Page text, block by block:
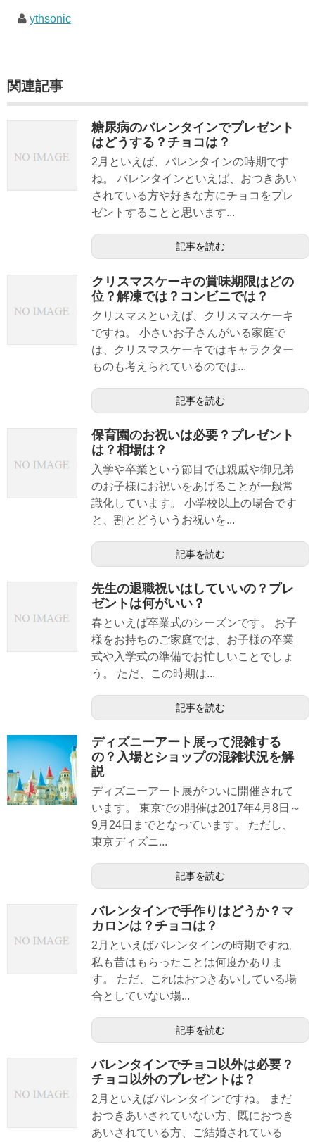
ythsonic
関連記事
糖尿病のバレンタインでプレゼント
はどうする？チョコは？
2月といえば、バレンタインの時期です
ね。 バレンタインといえば、おつきあい
されている方や好きな方にチョコをプレ
ゼントすることと思います...
記事を読む
クリスマスケーキの賞味期限はどの
位？解凍では？コンビニでは？
クリスマスといえば、クリスマスケーキ
ですね。 小さいお子さんがいる家庭で
は、クリスマスケーキではキャラクター
ものも考えられているのでは...
記事を読む
保育園のお祝いは必要？プレゼント
は？相場は？
入学や卒業という節目では親戚や御兄弟
のお子様にお祝いをあげることが一般常
識化しています。 小学校以上の場合です
と、割とどういうお祝いを...
記事を読む
先生の退職祝いはしていいの？プレ
ゼントは何がいい？
春といえば卒業式のシーズンです。 お子
様をお持ちのご家庭では、お子様の卒業
式や入学式の準備でお忙しいことでしょ
う。 ただ、この時期は...
記事を読む
ディズニーアート展って混雑する
の？入場とショップの混雑状況を解
説
ディズニーアート展がついに開催されて
います。 東京での開催は2017年4月8日～
9月24日までとなっています。 ただし、
東京ディズニ...
記事を読む
バレンタインで手作りはどうか？マ
カロンは？チョコは？
2月といえばバレンタインの時期ですね。
私も昔はもらったことは何度かありま
す。 ただ、これはおつきあいしている場
合としていない場...
記事を読む
バレンタインでチョコ以外は必要？
チョコ以外のプレゼントは？
2月といえばバレンタインですね。 まだ
おつきあいされていない方、既におつき
あいされている方、ご結婚されている